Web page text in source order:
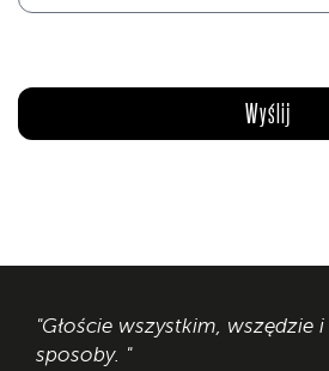
"Głoście wszystkim, wszędzie
sposoby. "